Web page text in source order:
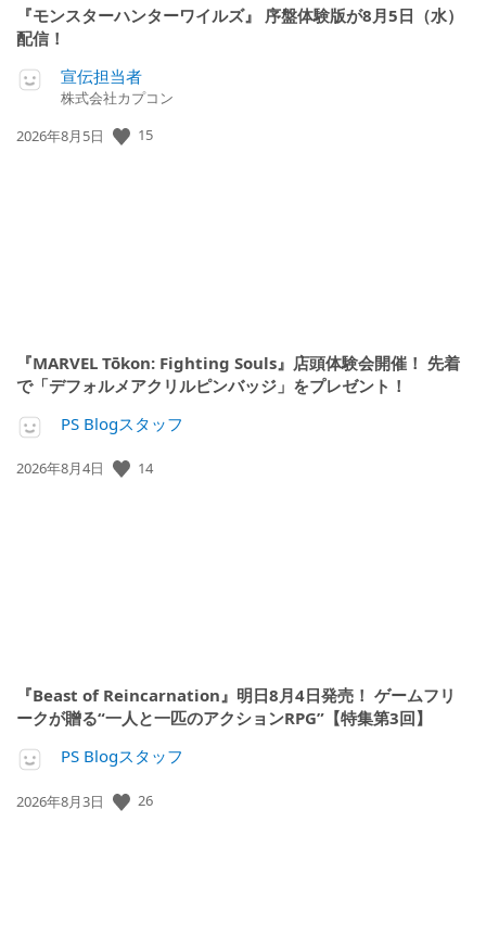
『モンスターハンターワイルズ』 序盤体験版が8月5日（水）
配信！
宣伝担当者
株式会社カプコン
公
2026年8月5日 15
『MARVEL Tōkon: Fighting Souls』店頭体験会開催！ 先着
で「デフォルメアクリルピンバッジ」をプレゼント！
PS Blogスタッフ
公
2026年8月4日 14
『Beast of Reincarnation』明日8月4日発売！ ゲームフリ
ークが贈る“一人と一匹のアクションRPG”【特集第3回】
PS Blogスタッフ
公
2026年8月3日 26